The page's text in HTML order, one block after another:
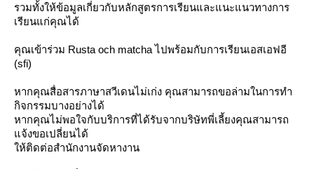
รวมทั้งให้ข้อมูลเกี่ยวกับหลักสูตรการเรียนและแนะแนวทางการ
เรียนแก่คุณได้
คุณเข้าร่วม Rusta och matcha ไปพร้อมกับการเรียนเอสเอฟอี
(sfi)
หากคุณสื่อสารภาษาสวีเดนไม่เก่ง คุณสามารถขอล่ามในการทำ
กิจกรรมบางอย่างได้
หากคุณไม่พอใจกับบริการที่ได้รับจากบริษัทพี่เลี้ยงคุณสามารถ
จ้งขอเปลี่ยนได้
ห้ติดต่อสำนักงานจัดหางาน